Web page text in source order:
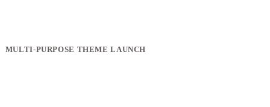
MULTI-PURPOSE THEME LAUNCH